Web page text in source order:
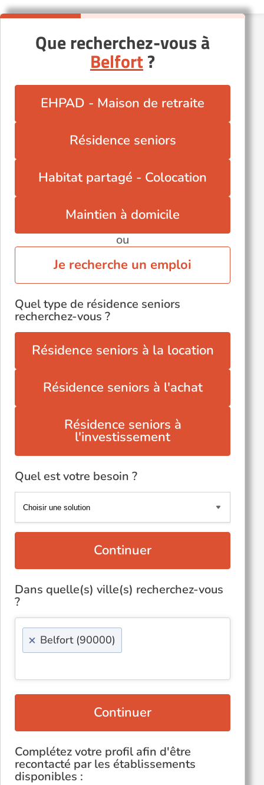
Que recherchez-vous à
Belfort?
EHPAD - Maison de retraite
Résidence seniors
Habitat partagé - Colocation
Maintien à domicile
ou
Je recherche un emploi
Quel type de résidence seniors
recherchez-vous ?
Résidence seniors à la location
Résidence seniors à l'achat
Résidence seniors à
l'investissement
Quel est votre besoin ?
Continuer
Dans quelle(s) ville(s) recherchez-vous
?
× Belfort (90000)
Continuer
Complétez votre profil afin d'être
recontacté par les établissements
disponibles :